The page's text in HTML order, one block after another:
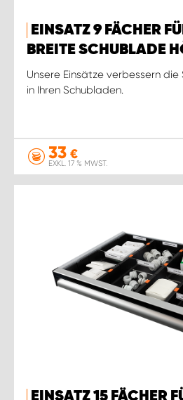
EINSATZ 9 FÄCHER
BREITE SCHUBLADE
Unsere Einsätze verbessern
in Ihren Schubladen.
33 €
EXKL. 17 % MWST.
EINSATZ 15 FÄCHER